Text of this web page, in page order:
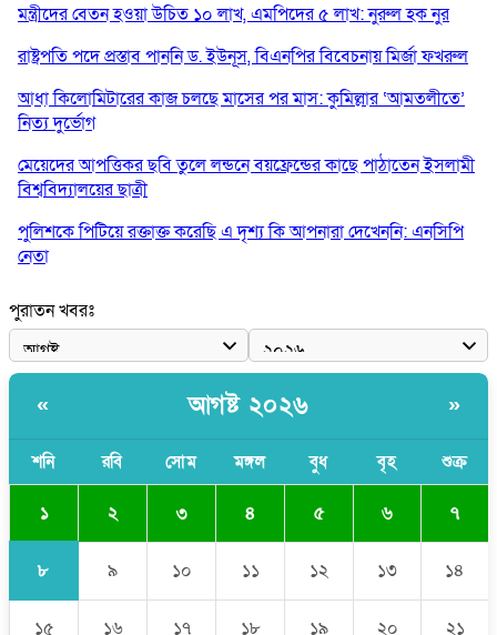
মন্ত্রীদের বেতন হওয়া উচিত ১০ লাখ, এমপিদের ৫ লাখ: নুরুল হক নুর
রাষ্ট্রপতি পদে প্রস্তাব পাননি ড. ইউনূস, বিএনপির বিবেচনায় মির্জা ফখরুল
আধা কিলোমিটারের কাজ চলছে মাসের পর মাস: কুমিল্লার ‘আমতলীতে’
নিত্য দুর্ভোগ
মেয়েদের আপত্তিকর ছবি তুলে লন্ডনে বয়ফ্রেন্ডের কাছে পাঠাতেন ইসলামী
বিশ্ববিদ্যালয়ের ছাত্রী
পুলিশকে পিটিয়ে রক্তাক্ত করেছি এ দৃশ্য কি আপনারা দেখেননি: এনসিপি
নেতা
পাঁচ দেশি মাছে মিলল মাইক্রোপ্লাস্টিক, সবচেয়ে বেশি কই মাছে
বাংলাদেশী কর্মীদের আকামা নিয়ে বড় সুখবর দিলো সৌদি সরকার
ওয়াজেদ জয়
সাকিব আল হাসানের বাড়িতে আগুন, পেট্রলবোমা বিস্ফোরণ
পুরাতন খবরঃ
« আগষ্ট ২০২৬ »
শনি রবি সোম মঙ্গল বুধ বৃহ শুক্র
১ ২ ৩ ৪ ৫ ৬ ৭
৮ ৯ ১০ ১১ ১২ ১৩ ১৪
১৫ ১৬ ১৭ ১৮ ১৯ ২০ ২১